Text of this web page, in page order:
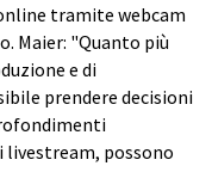
tramite webcam
Maier: "Quanto più
e di
prendere decisioni
possono